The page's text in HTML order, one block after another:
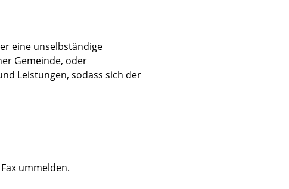
eine unselbständige
Gemeinde, oder
Leistungen, sodass sich der
ummelden.